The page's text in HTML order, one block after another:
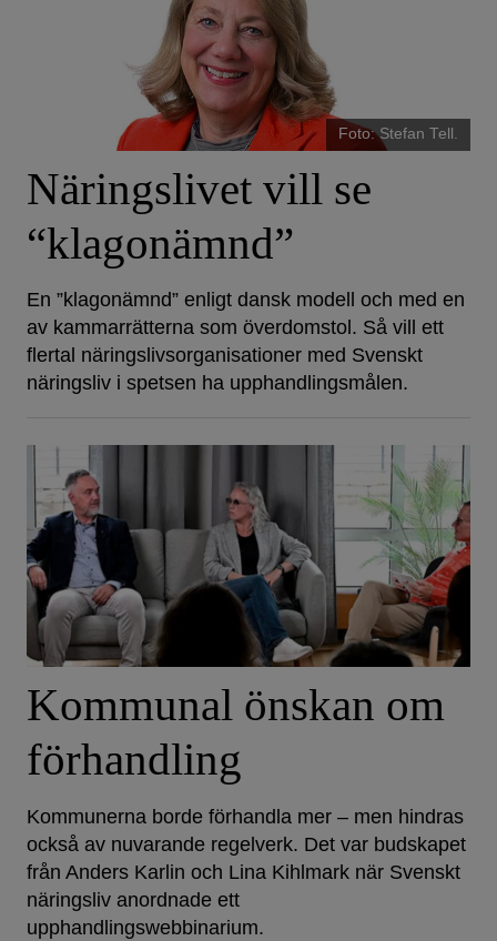
Foto: Stefan Tell.
Näringslivet vill se
“klagonämnd”
En ”klagonämnd” enligt dansk modell och med en
av kammarrätterna som överdomstol. Så vill ett
flertal näringslivsorganisationer med Svenskt
näringsliv i spetsen ha upphandlingsmålen.
Kommunal önskan om
förhandling
Kommunerna borde förhandla mer – men hindras
också av nuvarande regelverk. Det var budskapet
från Anders Karlin och Lina Kihlmark när Svenskt
näringsliv anordnade ett
upphandlingswebbinarium.